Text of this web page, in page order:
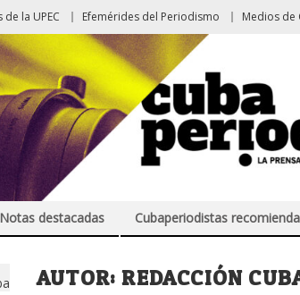
la UPEC Efemérides del Periodismo Medios de
Notas destacadas Cubaperiodistas recomienda
AUTOR:REDACCIÓN